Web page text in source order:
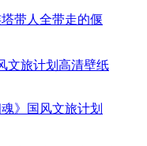
文旅计划高清壁纸